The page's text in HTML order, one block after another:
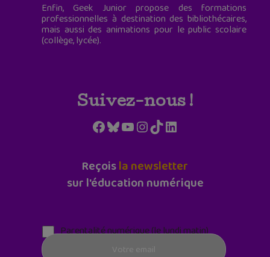
Enfin, Geek Junior propose des formations
professionnelles à destination des bibliothécaires,
mais aussi des animations pour le public scolaire
(collège, lycée).
Suivez-nous !
Facebook
Bluesky
YouTube
Instagram
TikTokLinkedIn
Reçoisla newsletter
sur l'éducation numérique
Parentalité numérique (le lundi matin)